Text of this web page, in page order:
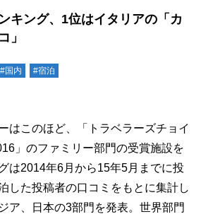
キング、1位はイタリアの「カ
」
#国内 #宿泊
はこのほど、「トラベラーズチョイ
」のファミリー部門の受賞施設を
は2014年6月から15年5月までに投
した投稿者の口コミをもとに集計し
ア、日本の3部門を発表。世界部門